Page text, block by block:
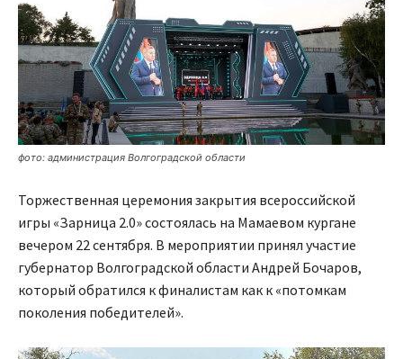
фото: администрация Волгоградской области
Торжественная церемония закрытия всероссийской
игры «Зарница 2.0» состоялась на Мамаевом кургане
вечером 22 сентября. В мероприятии принял участие
губернатор Волгоградской области Андрей Бочаров,
который обратился к финалистам как к «потомкам
поколения победителей».